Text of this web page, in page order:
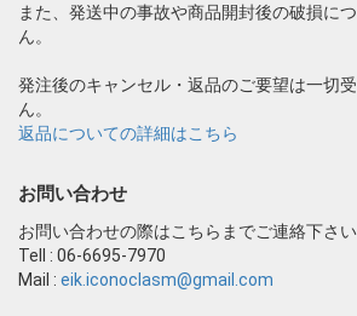
また、発送中の事故や商品開封後の破損に
ん。
発注後のキャンセル・返品のご要望は一切
ん。
返品についての詳細はこちら
お問い合わせ
お問い合わせの際はこちらまでご連絡下さい
Tell : 06-6695-7970
Mail : eik.iconoclasm@gmail.com